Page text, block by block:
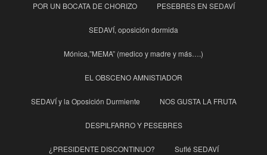
POR UN BOCATA DE CHORIZO PESEBRES EN SEDAVÍ
SEDAVÍ, oposición dormida
Mónica,”MEMA” (medico y madre y más….)
EL OBSCENO AMNISTIADOR
SEDAVÍ y la Oposición Durmiente NOS GUSTA LA FRUTA
DESPILFARRO Y PESEBRES
¿PRESIDENTE DISCONTINUO? Suflé SEDAVÍ